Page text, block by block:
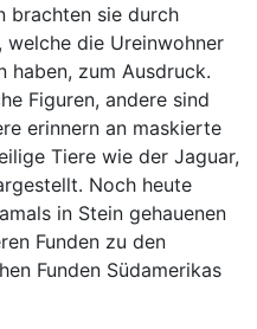
brachten sie durch
welche die Ureinwohner
haben, zum Ausdruck.
Figuren, andere sind
erinnern an maskierte
Tiere wie der Jaguar,
Noch heute
in Stein gehauenen
Funden zu den
Funden Südamerikas